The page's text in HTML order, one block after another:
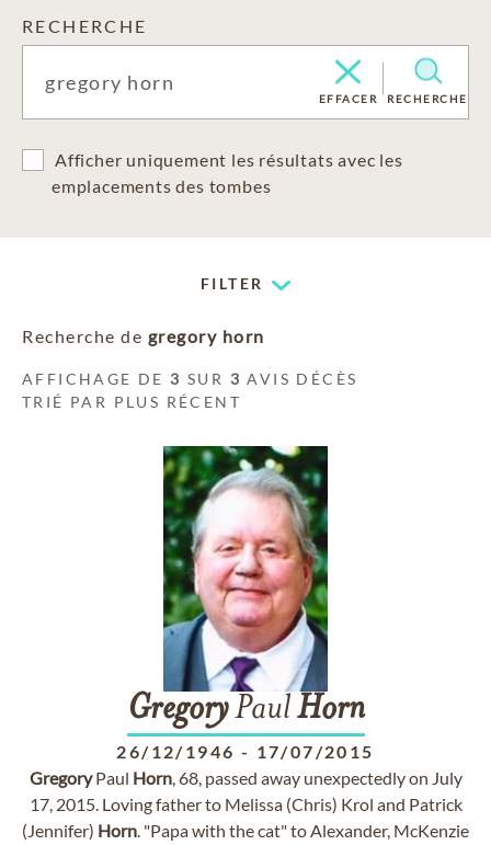
RECHERCHE
EFFACER RECHERCHE
Afficher uniquement les résultats avec les
emplacements des tombes
FILTER
Recherche de gregory horn
AFFICHAGE DE 3 SUR 3 AVIS DÉCÈS
TRIÉ PAR PLUS RÉCENT
GregoryPaulHorn
26/12/1946 - 17/07/2015
GregoryPaul Horn, 68, passed away unexpectedly on July
17, 2015. Loving father to Melissa (Chris) Krol and Patrick
(Jennifer) Horn. "Papa with the cat" to Alexander, McKenzie